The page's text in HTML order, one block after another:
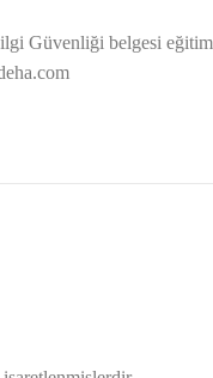
Güvenliği belgesi